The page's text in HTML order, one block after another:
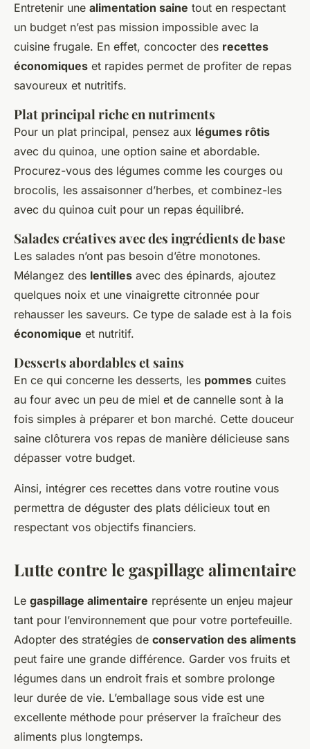
Entretenir une alimentation saine tout en respectant
un budget n’est pas mission impossible avec la
cuisine frugale. En effet, concocter des recettes
économiques et rapides permet de profiter de repas
savoureux et nutritifs.
Plat principal riche en nutriments
Pour un plat principal, pensez aux légumes rôtis
avec du quinoa, une option saine et abordable.
Procurez-vous des légumes comme les courges ou
brocolis, les assaisonner d’herbes, et combinez-les
avec du quinoa cuit pour un repas équilibré.
Salades créatives avec des ingrédients de base
Les salades n’ont pas besoin d’être monotones.
Mélangez des lentilles avec des épinards, ajoutez
quelques noix et une vinaigrette citronnée pour
rehausser les saveurs. Ce type de salade est à la fois
économique et nutritif.
Desserts abordables et sains
En ce qui concerne les desserts, les pommes cuites
au four avec un peu de miel et de cannelle sont à la
fois simples à préparer et bon marché. Cette douceur
saine clôturera vos repas de manière délicieuse sans
dépasser votre budget.
Ainsi, intégrer ces recettes dans votre routine vous
permettra de déguster des plats délicieux tout en
respectant vos objectifs financiers.
Lutte contre le gaspillage alimentaire
Le gaspillage alimentaire représente un enjeu majeur
tant pour l’environnement que pour votre portefeuille.
Adopter des stratégies de conservation des aliments
peut faire une grande différence. Garder vos fruits et
légumes dans un endroit frais et sombre prolonge
leur durée de vie. L’emballage sous vide est une
excellente méthode pour préserver la fraîcheur des
aliments plus longtemps.